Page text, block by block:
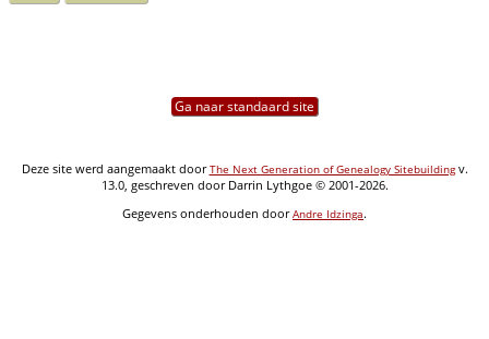
Ga naar standaard site
Deze site werd aangemaakt doorThe Next Generation of Genealogy Sitebuildingv.
13.0, geschreven door Darrin Lythgoe © 2001-2026.
Gegevens onderhouden doorAndre Idzinga.